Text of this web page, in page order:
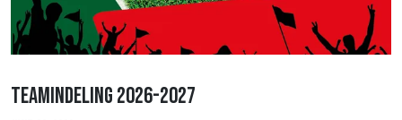
Teamindeling 2026-2027